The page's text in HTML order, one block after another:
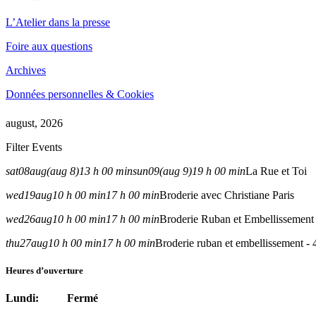
L’Atelier dans la presse
Foire aux questions
Archives
Données personnelles & Cookies
august, 2026
Filter Events
sat08aug(aug 8)13 h 00 minsun09(aug 9)19 h 00 minLa Rue et Toi
wed19aug10 h 00 min17 h 00 minBroderie avec Christiane Paris
wed26aug10 h 00 min17 h 00 minBroderie Ruban et
thu27aug10 h 00 min17 h 00 minBroderie ruban et embellissement -
Heures d’ouverture
Lundi: Fermé